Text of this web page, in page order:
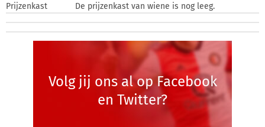
Prijzenkast De prijzenkast van wiene is nog leeg.
Volg jij ons al op Facebook
en Twitter?